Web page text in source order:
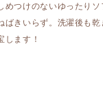
めつけのないゆったり
ばきいらず。洗濯後も
します！